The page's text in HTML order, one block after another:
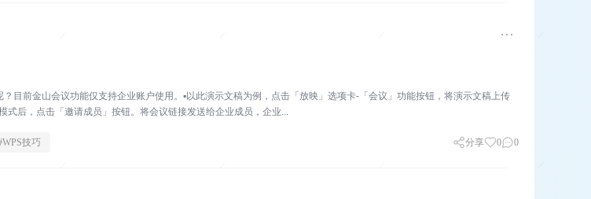
目前金山会议功能仅支持企业账户使用。▪以此演示文稿为例，点击「放映」选项卡-「会议」功能按钮，将演示文稿上传
式后，点击「邀请成员」按钮。将会议链接发送给企业成员，企业...
WPS技巧 分享 0 0